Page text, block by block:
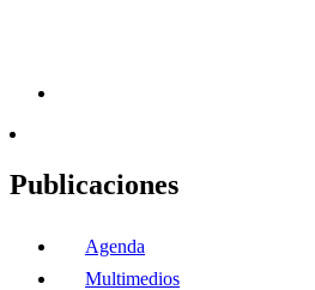
Publicaciones
Agenda
Multimedios